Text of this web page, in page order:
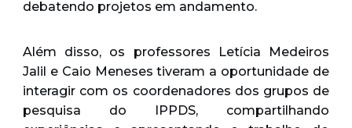
debatendo projetos em andamento.
Além disso, os professores Letícia Medeiros
Jalil e Caio Meneses tiveram a oportunidade de
interagir com os coordenadores dos grupos de
pesquisa do IPPDS, compartilhando